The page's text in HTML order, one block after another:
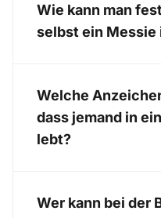
Wie kann man
selbst ein Messie
Welche
dass jemand in
lebt?
Wer kann bei der